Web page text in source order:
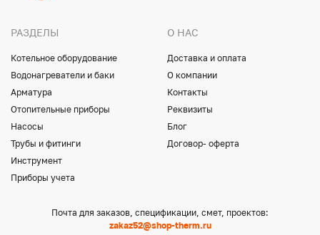
РАЗДЕЛЫ
Котельное оборудование
Водонагреватели и баки
Арматура
Отопительные приборы
Насосы
Трубы и фитинги
Инструмент
Приборы учета
О НАС
Доставка и оплата
О компании
Контакты
Реквизиты
Блог
Договор- оферта
Почта для заказов, спецификации, смет, проектов:
zakaz52@shop-therm.ru